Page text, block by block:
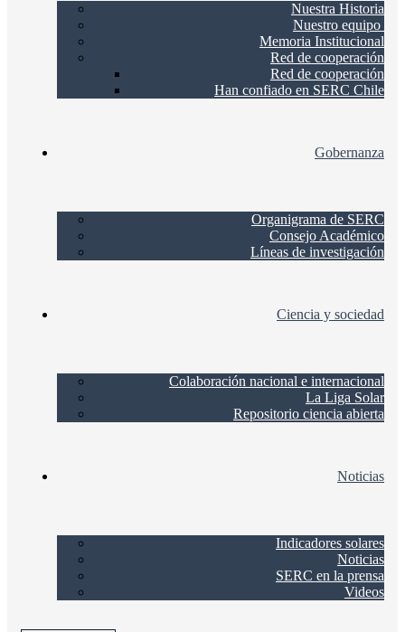
Nuestra Historia
Nuestro equipo
Memoria Institucional
Red de cooperación
Red de cooperación
Han confiado en SERC Chile
Gobernanza
Organigrama de SERC
Consejo Académico
Líneas de investigación
Ciencia y sociedad
Colaboración nacional e internacional
La Liga Solar
Repositorio ciencia abierta
Noticias
Indicadores solares
Noticias
SERC en la prensa
Videos